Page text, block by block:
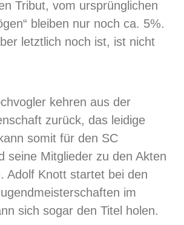
Tribut, vom ursprünglichen
bleiben nur noch ca. 5%.
letztlich noch ist, ist nicht
kehren aus der
zurück, das leidige
somit für den SC
seine Mitglieder zu den Akten
Adolf Knott startet bei den
im
sich sogar den Titel holen.